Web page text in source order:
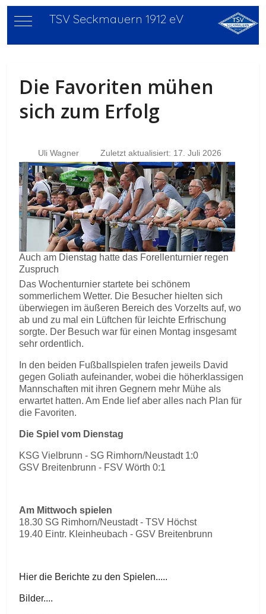
Mobile Menu Toggle
TSV Seckmauern 1912 eV
Die Favoriten mühen
sich zum Erfolg
Uli Wagner Zuletzt aktualisiert: 17. Juli 2026
Auch am Dienstag hatte das Forellenturnier regen
Zuspruch
Das Wochenturnier startete bei schönem
sommerlichem Wetter. Die Besucher hielten sich
überwiegen im äußeren Bereich des Vorzelts auf, wo
ab und zu mal ein Lüftchen für leichte Erfrischung
sorgte. Der Besuch war für einen Montag insgesamt
sehr ordentlich.
In den beiden Fußballspielen trafen jeweils David
gegen Goliath aufeinander, wobei die höherklassigen
Mannschaften mit ihren Gegnern mehr Mühe als
erwartet hatten. Am Ende lief aber alles nach Plan für
die Favoriten.
Die Spiel vom Dienstag
KSG Vielbrunn - SG Rimhorn/Neustadt 1:0
GSV Breitenbrunn - FSV Wörth 0:1
Am Mittwoch spielen
18.30 SG Rimhorn/Neustadt - TSV Höchst
19.40 Eintr. Kleinheubach - GSV Breitenbrunn
Hier die Berichte zu den Spielen.....
Bilder....